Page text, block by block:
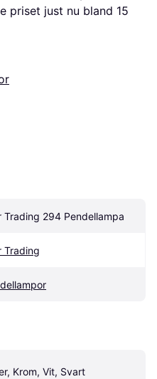
priset just nu bland 15
Trading 294 Pendellampa
Trading
Krom, Vit, Svart